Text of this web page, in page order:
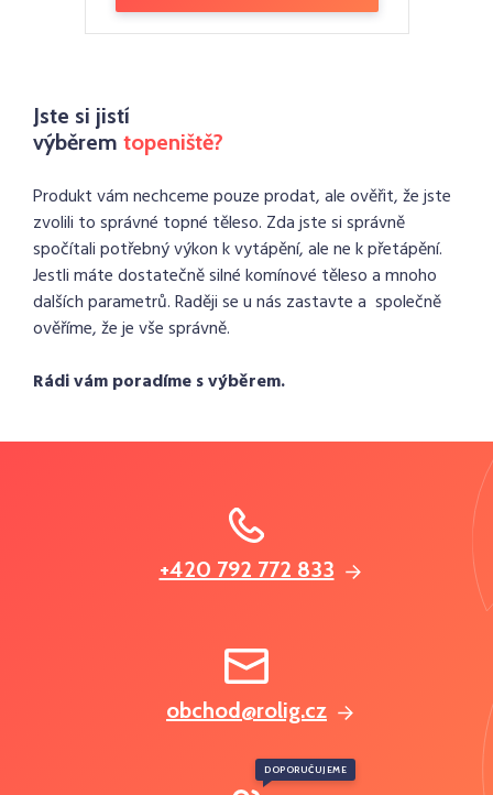
Jste si jistí
výběrem topeniště?
Produkt vám nechceme pouze prodat, ale ověřit, že jste
zvolili to správné topné těleso. Zda jste si správně
spočítali potřebný výkon k vytápění, ale ne k přetápění.
Jestli máte dostatečně silné komínové těleso a mnoho
dalších parametrů. Raději se u nás zastavte a společně
ověříme, že je vše správně.
Rádi vám poradíme s výběrem.
+420 792 772 833
obchod@rolig.cz
DOPORUČUJEME